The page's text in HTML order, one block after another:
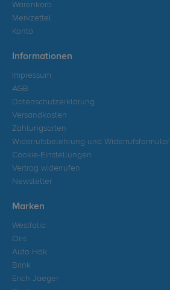
Warenkorb
Merkzettel
Konto
Informationen
Impressum
AGB
Datenschutzerklärung
Versandkosten
Zahlungsarten
Widerrufsbelehrung und Widerrufsformular
Cookie-Einstellungen
Vertrag widerrufen
Newsletter
Marken
Westfalia
Oris
Auto Hak
Brink
Erich Jaeger